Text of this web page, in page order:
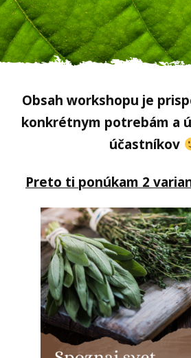
Obsah workshopu je
konkrétnym potrebám a
účastníkov
Preto ti ponúkam 2